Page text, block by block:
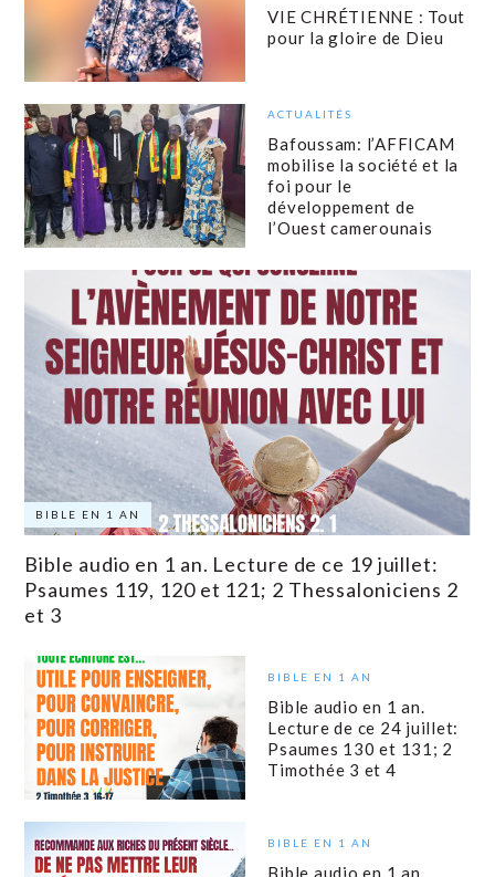
VIE CHRÉTIENNE : Tout
pour la gloire de Dieu
ACTUALITÉS
Bafoussam: l’AFFICAM
mobilise la société et la
foi pour le
développement de
l’Ouest camerounais
BIBLE EN 1 AN
Bible audio en 1 an. Lecture de ce 19 juillet:
Psaumes 119, 120 et 121; 2 Thessaloniciens 2
et 3
BIBLE EN 1 AN
Bible audio en 1 an.
Lecture de ce 24 juillet:
Psaumes 130 et 131; 2
Timothée 3 et 4
BIBLE EN 1 AN
Bible audio en 1 an.